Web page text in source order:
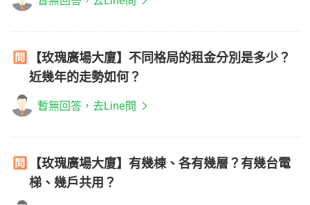
【玫瑰廣場大廈】不同格局的租金分別是多少？
近幾年的走勢如何？
暫無回答，去Line問
【玫瑰廣場大廈】有幾棟、各有幾層？有幾台電
梯、幾戶共用？